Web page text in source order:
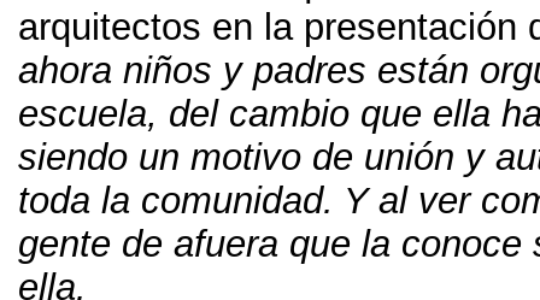
arquitectos en la presentación
ahora niños y padres están
escuela, del cambio que ella
siendo un motivo de unión y
toda la comunidad. Y al ver
gente de afuera que la conoce
ella.